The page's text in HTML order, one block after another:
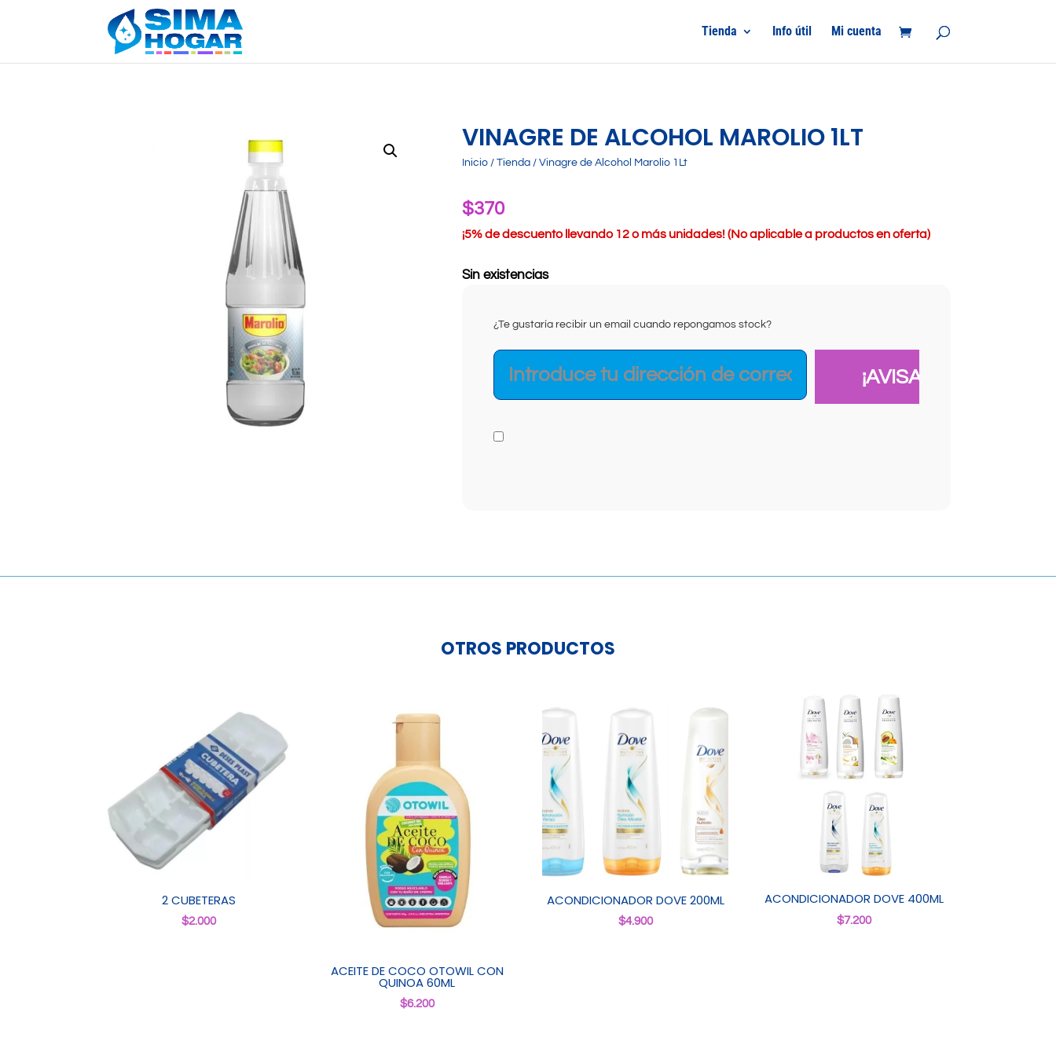
Tienda Info útil Mi cuenta
VINAGRE DE ALCOHOL MAROLIO 1LT
Inicio /Tienda / Vinagre de Alcohol Marolio 1Lt
$370
¡5% de descuento llevando 12 o más unidades! (No aplicable a productos en oferta)
Sin existencias
¿Te gustaría recibir un email cuando repongamos stock?
OTROS PRODUCTOS
2 CUBETERAS
$2.000
ACEITE DE COCO OTOWIL CON
QUINOA 60ML
$6.200
ACONDICIONADOR DOVE 200ML
$4.900
ACONDICIONADOR DOVE 400ML
$7.200